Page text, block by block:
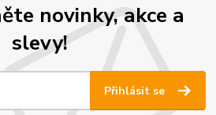
novinky, akce a
slevy!
Přihlásit se